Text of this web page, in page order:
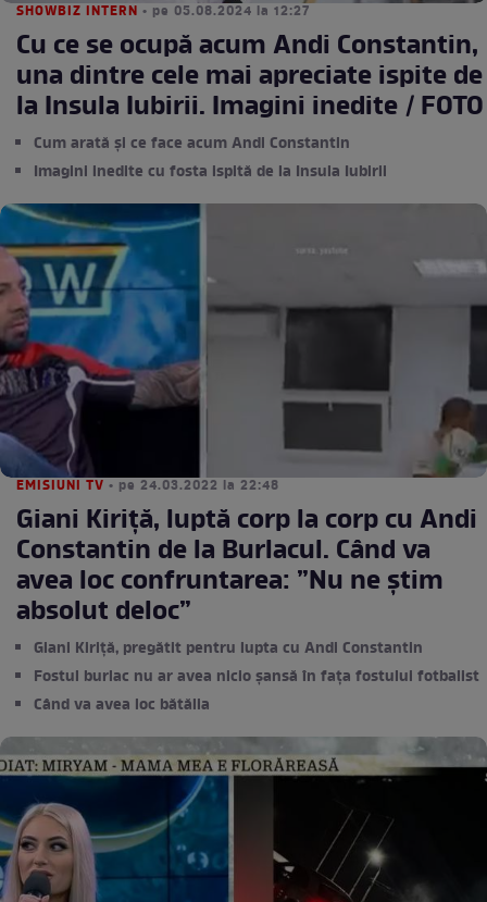
SHOWBIZ INTERN • pe 05.08.2024 la 12:27
Cu ce se ocupă acum Andi Constantin,
una dintre cele mai apreciate ispite de
la Insula Iubirii. Imagini inedite / FOTO
Cum arată și ce face acum Andi Constantin
Imagini inedite cu fosta ispită de la Insula Iubirii
EMISIUNI TV • pe 24.03.2022 la 22:48
Giani Kiriță, luptă corp la corp cu Andi
Constantin de la Burlacul. Când va
avea loc confruntarea: ”Nu ne știm
absolut deloc”
Giani Kiriță, pregătit pentru lupta cu Andi Constantin
Fostul burlac nu ar avea nicio șansă în fața fostului fotbalist
Când va avea loc bătălia